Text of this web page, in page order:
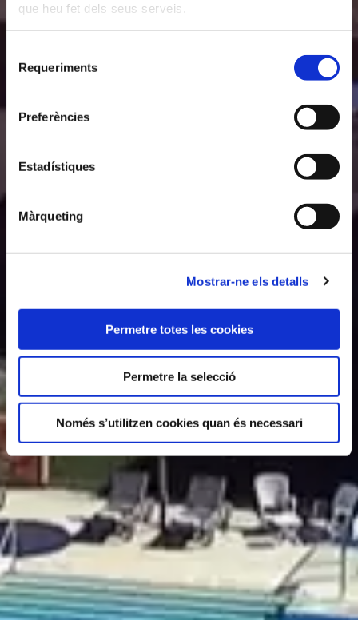
que heu fet dels seus serveis.
Requeriments
Preferències
Estadístiques
Màrqueting
Mostrar-ne els detalls
Permetre totes les cookies
Permetre la selecció
Només s’utilitzen cookies quan és necessari